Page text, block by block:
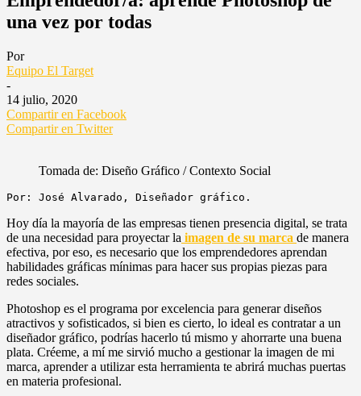
una vez por todas
Por
Equipo El Target
-
14 julio, 2020
Compartir en Facebook
Compartir en Twitter
Tomada de: Diseño Gráfico / Contexto Social
Por: José Alvarado, Diseñador gráfico.
Hoy día la mayoría de las empresas tienen presencia digital, se trata
de una necesidad para proyectar la imagen de su marca de manera
efectiva, por eso, es necesario que los emprendedores aprendan
habilidades gráficas mínimas para hacer sus propias piezas para
redes sociales.
Photoshop es el programa por excelencia para generar diseños
atractivos y sofisticados, si bien es cierto, lo ideal es contratar a un
diseñador gráfico, podrías hacerlo tú mismo y ahorrarte una buena
plata. Créeme, a mí me sirvió mucho a gestionar la imagen de mi
marca, aprender a utilizar esta herramienta te abrirá muchas puertas
en materia profesional.